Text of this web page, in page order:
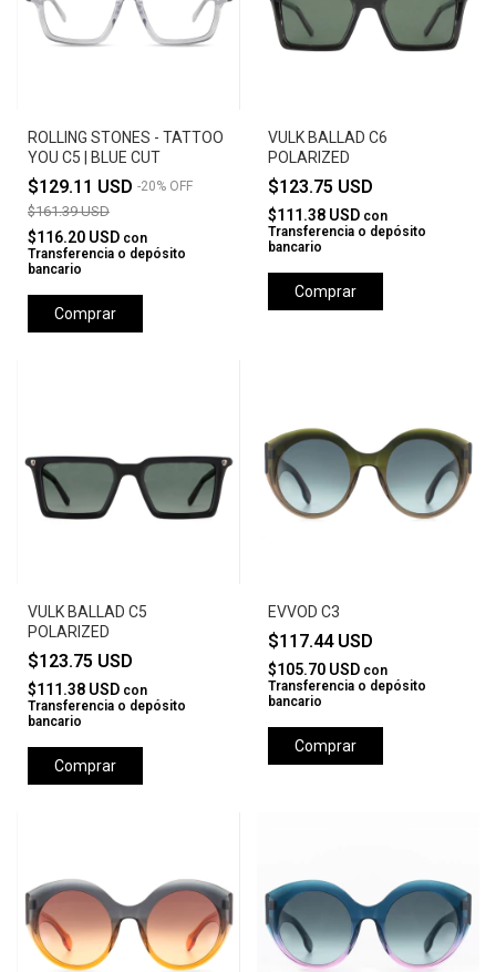
ROLLING STONES - TATTOO
YOU C5 | BLUE CUT
$129.11 USD -20% OFF
$161.39 USD
$116.20 USD con
Transferencia o depósito
bancario
Comprar
VULK BALLAD C6
POLARIZED
$123.75 USD
$111.38 USD con
Transferencia o depósito
bancario
Comprar
VULK BALLAD C5
POLARIZED
$123.75 USD
$111.38 USD con
Transferencia o depósito
bancario
Comprar
EVVOD C3
$117.44 USD
$105.70 USD con
Transferencia o depósito
bancario